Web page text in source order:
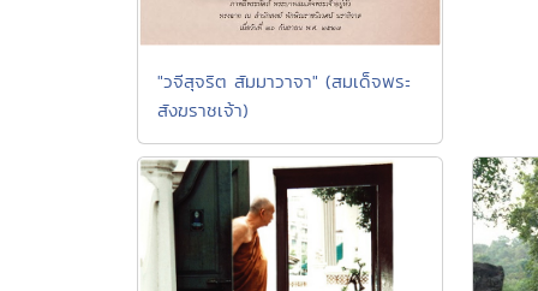
"วจีสุจริต สัมมาวาจา" (สมเด็จพระ
สังฆราชเจ้า)